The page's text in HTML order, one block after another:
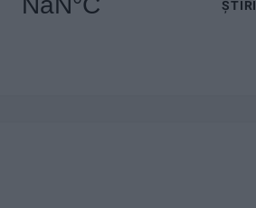
ȘTIRI